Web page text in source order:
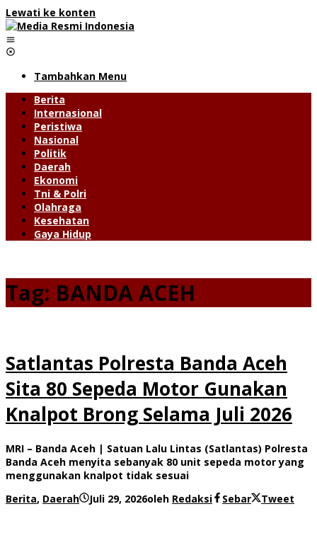
Lewati ke konten
Tambahkan Menu
Berita
Internasional
Peristiwa
Nasional
Politik
Daerah
Ekonomi
Tni & Polri
Olahraga
Kesehatan
Gaya Hidup
Tag: BANDA ACEH
Satlantas Polresta Banda Aceh
Sita 80 Sepeda Motor Gunakan
Knalpot Brong Selama Juli 2026
MRI – Banda Aceh | Satuan Lalu Lintas (Satlantas) Polresta
Banda Aceh menyita sebanyak 80 unit sepeda motor yang
menggunakan knalpot tidak sesuai
Berita, Daerah Juli 29, 2026oleh Redaksi Sebar Tweet